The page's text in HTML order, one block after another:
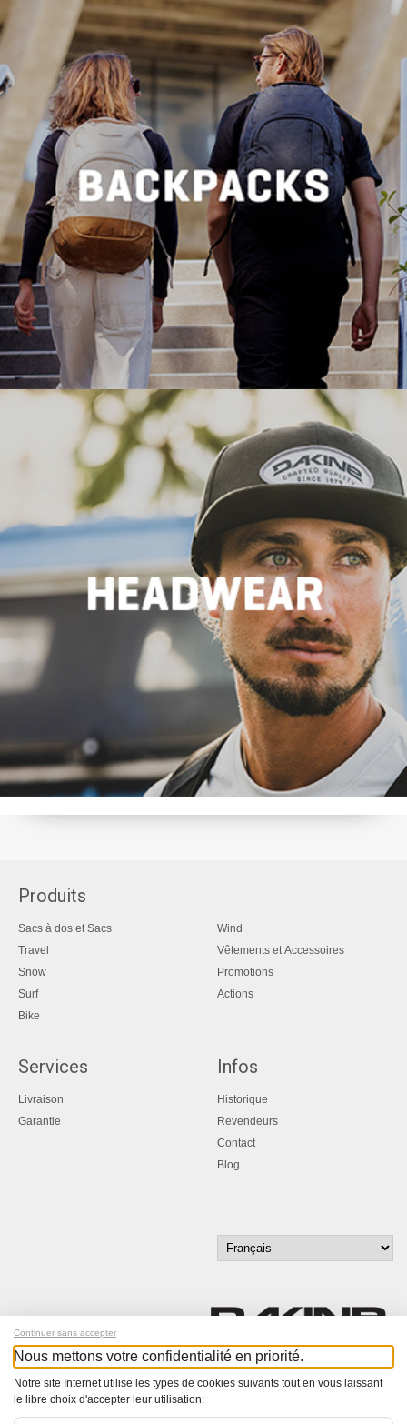
Produits
Sacs à dos et Sacs
Travel
Snow
Surf
Bike
Wind
Vêtements et Accessoires
Promotions
Actions
Services
Livraison
Garantie
Infos
Historique
Revendeurs
Contact
Blog
© Bucher+Walt 2011-2026
Continuer sans accepter
Nous mettons votre confidentialité en priorité.
Notre site Internet utilise les types de cookies suivants tout en vous laissant
le libre choix d'accepter leur utilisation: